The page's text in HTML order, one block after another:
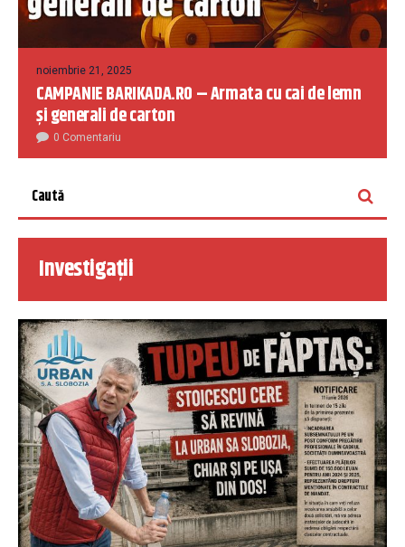
noiembrie 21, 2025
CAMPANIE BARIKADA.RO – Armata cu cai de lemn
și generali de carton
0 Comentariu
Investigații